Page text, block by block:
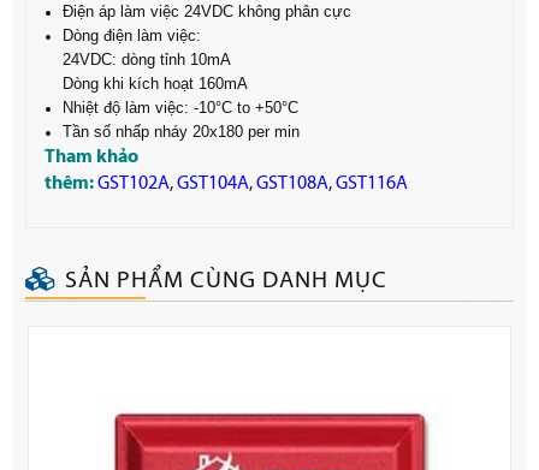
Điện áp làm việc 24VDC không phân cực
Dòng điện làm việc:
24VDC: dòng tỉnh 10mA
Dòng khi kích hoạt 160mA
Nhiệt độ làm việc: -10°C to +50°C
Tần số nhấp nháy 20x180 per min
Tham khảo
thêm:GST102A,GST104A,GST108A,GST116A
SẢN PHẨM CÙNG DANH MỤC